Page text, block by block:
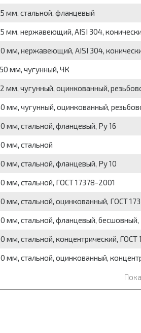
мм, стальной, фланцевый
мм, нержавеющий, AISI 304,
мм, нержавеющий, AISI 304,
мм, чугунный, ЧК
мм, чугунный, оцинкованный,
мм, чугунный, оцинкованный,
мм, стальной, фланцевый, Pу 16
мм, стальной
мм, стальной, фланцевый, Pу 10
мм, стальной, ГОСТ 17378-2001
мм, стальной, оцинкованный, ГОСТ
мм, стальной, фланцевый, бесшовный,
мм, стальной, концентрический, ГОСТ
мм, стальной, оцинкованный,